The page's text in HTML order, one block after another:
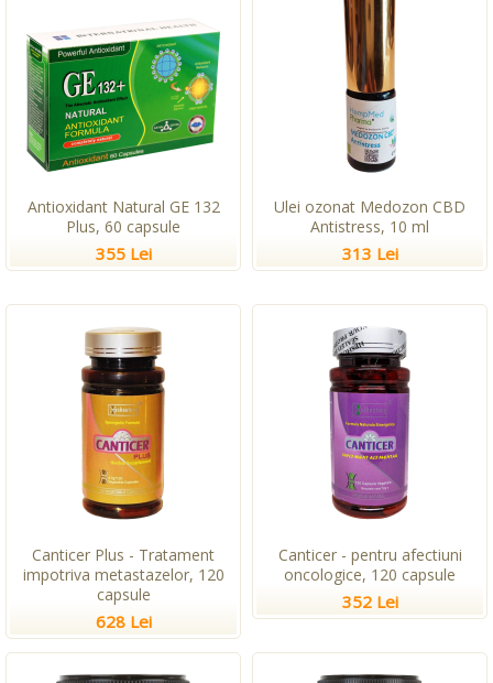
Antioxidant Natural GE 132
Plus, 60 capsule
355 Lei
Ulei ozonat Medozon CBD
Antistress, 10 ml
313 Lei
Canticer Plus - Tratament
impotriva metastazelor, 120
capsule
628 Lei
Canticer - pentru afectiuni
oncologice, 120 capsule
352 Lei